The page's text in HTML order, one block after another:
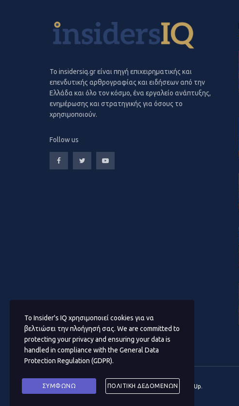
To insidersiq.gr είναι πηγή επιχειρηματικής και
επενδυτικής αρθρογραφίας και ειδήσεων από την
Ελλάδα και όλο τον κόσμο, ένα εργαλείο ανάπτυξης,
ενημέρωσης και στρατηγικής για όσους το
χρησιμοποιούν.
Follow us
© 2020 Insider΄s IQ - Premium CMS Design by #BrandUp.
Το Insider's IQ χρησιμοποιεί cookies για να
βελτιώσει την πλοήγησή σας. We are committed to
protecting your privacy and ensuring your data is
handled in compliance with the General Data
Protection Regulation (GDPR).
ΣΥΜΦΩΝΩ ΠΟΛΙΤΙΚΗ ΔΕΔΟΜΕΝΩΝ